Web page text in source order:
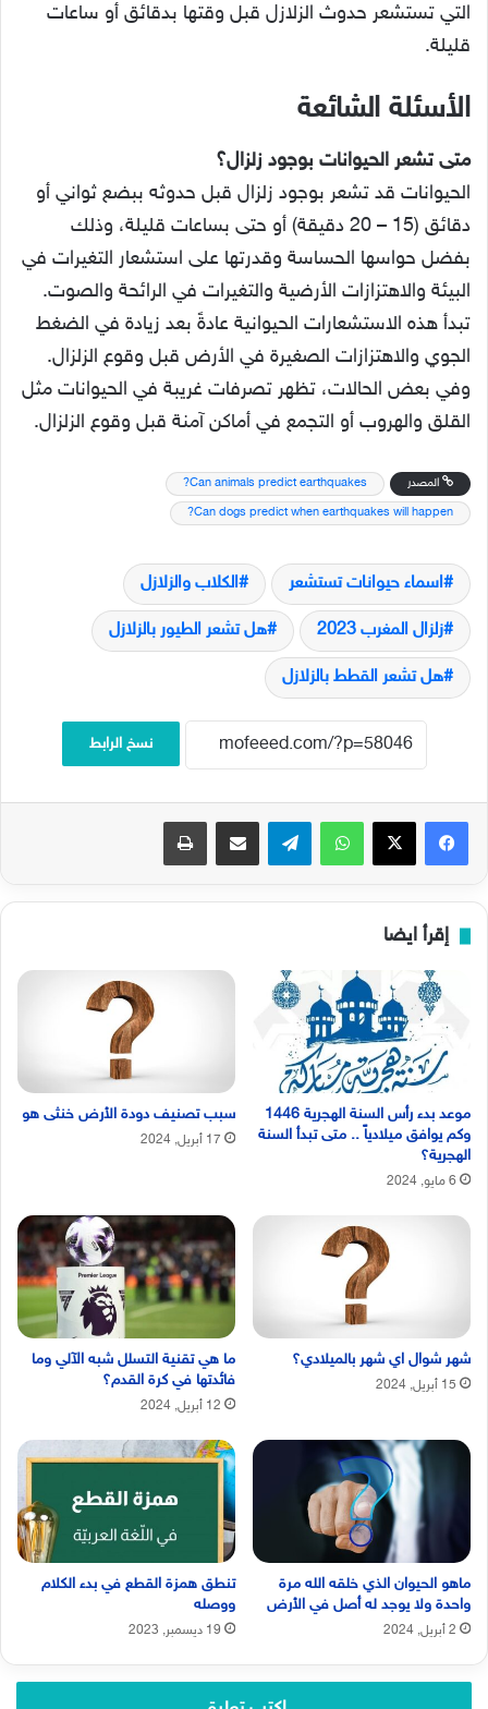
التي تستشعر حدوث الزلازل قبل وقتها بدقائق أو ساعات
قليلة.
الأسئلة الشائعة
متى تشعر الحيوانات بوجود زلزال؟
الحيوانات قد تشعر بوجود زلزال قبل حدوثه ببضع ثواني أو
دقائق (15 – 20 دقيقة) أو حتى بساعات قليلة، وذلك
بفضل حواسها الحساسة وقدرتها على استشعار التغيرات في
البيئة والاهتزازات الأرضية والتغيرات في الرائحة والصوت.
تبدأ هذه الاستشعارات الحيوانية عادةً بعد زيادة في الضغط
الجوي والاهتزازات الصغيرة في الأرض قبل وقوع الزلزال.
وفي بعض الحالات، تظهر تصرفات غريبة في الحيوانات مثل
القلق والهروب أو التجمع في أماكن آمنة قبل وقوع الزلزال.
المصدر Can animals predict earthquakes?
Can dogs predict when earthquakes will happen?
اسماء حيوانات تستشعر الكلاب والزلازل
زلزال المغرب 2023 هل تشعر الطيور بالزلازل
هل تشعر القطط بالزلازل
نسخ الرابط
فيسبوك‫X واتساب تيلقرام مشاركة عبر البريد طباعة
إقرأ ايضا
موعد بدء رأس السنة الهجرية 1446
وكم يوافق ميلادياً .. متى تبدأ السنة
الهجرية؟
6 مايو, 2024
سبب تصنيف دودة الأرض خنثى هو
17 أبريل, 2024
شهر شوال اي شهر بالميلادي؟
15 أبريل, 2024
ما هي تقنية التسلل شبه الآلي وما
فائدتها في كرة القدم؟
12 أبريل, 2024
ماهو الحيوان الذي خلقه الله مرة
واحدة ولا يوجد له أصل في الأرض
2 أبريل, 2024
تنطق همزة القطع في بدء الكلام
ووصله
19 ديسمبر, 2023